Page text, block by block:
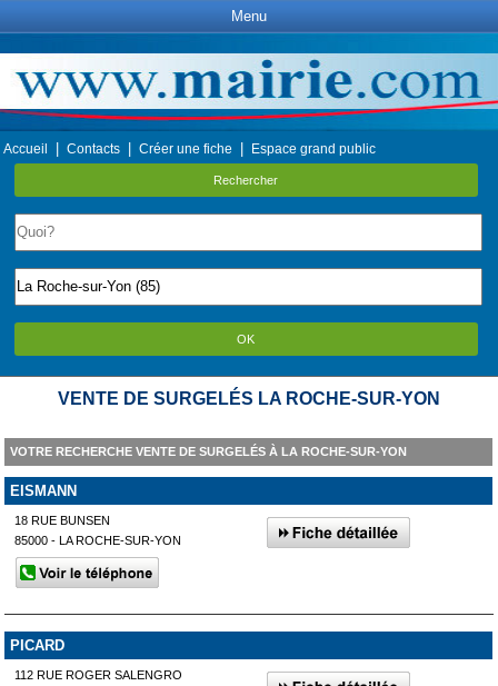
Menu
Accueil Contacts Créer une fiche Espace grand public
Rechercher
OK
VENTE DE SURGELÉS LA ROCHE-SUR-YON
VOTRE RECHERCHE VENTE DE SURGELÉS À LA ROCHE-SUR-YON
EISMANN
18 RUE BUNSEN
85000 - LA ROCHE-SUR-YON
PICARD
112 RUE ROGER SALENGRO